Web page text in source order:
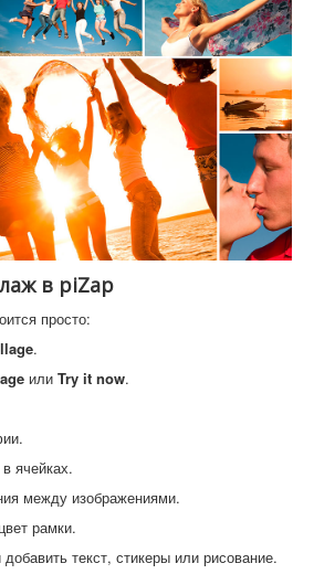
в piZap
просто:
.
или Try it now.
ячейках.
между изображениями.
рамки.
текст, стикеры или рисование.